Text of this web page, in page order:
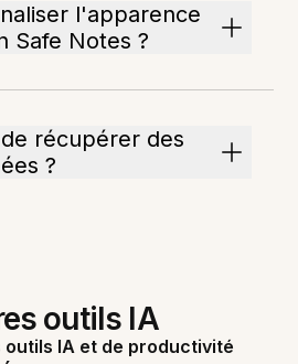
l'apparence
Safe Notes ?
récupérer des
?
outils IA
outils IA et de productivité